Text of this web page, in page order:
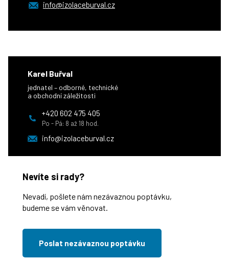
info@izolaceburval.cz
Karel Buřval
jednatel – odborné, technické
a obchodní záležitosti
+420 602 475 405
Po - Pá: 8 až 18 hod.
info@izolaceburval.cz
Nevíte si rady?
Nevadí, pošlete nám nezávaznou poptávku,
budeme se vám věnovat.
Poslat nezávaznou poptávku